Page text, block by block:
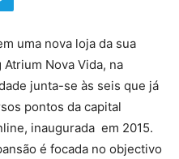
uma nova loja da sua
Nova Vida, na
junta-se às seis que já
pontos da capital
inaugurada em 2015.
é focada no objectivo